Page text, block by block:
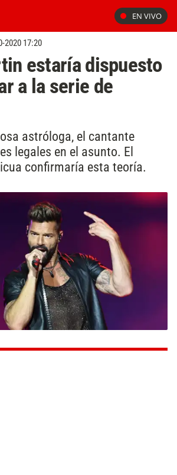
EN VIVO
2020 17:20
estaría dispuesto
a la serie de
astróloga, el cantante
legales en el asunto. El
confirmaría esta teoría.